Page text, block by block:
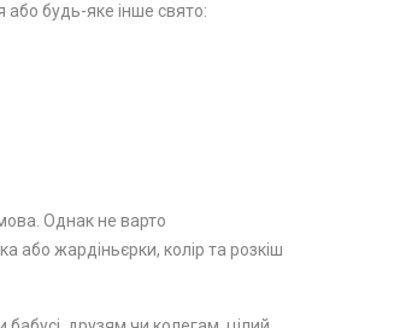
будь-яке інше свято:
Однак не варто
або жардіньєрки, колір та розкіш